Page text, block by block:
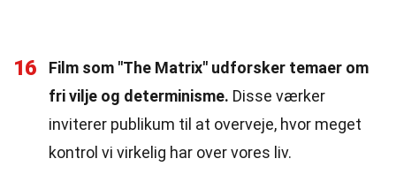
16
Film som "The Matrix" udforsker temaer om
fri vilje og determinisme. Disse værker
inviterer publikum til at overveje, hvor meget
kontrol vi virkelig har over vores liv.